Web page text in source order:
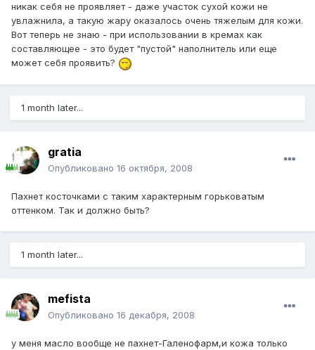
никак себя не проявляет - даже участок сухой кожи не
увлажнила, а такую жару оказалось очень тяжелым для кожи.
Вот теперь не знаю - при использовании в кремах как
составляющее - это будет "пустой" наполнитель или еще
может себя проявить?
1 month later...
gratia
Опубликовано 16 октября, 2008
Пахнет косточками с таким характерным горьковатым
оттенком. Так и должно быть?
1 month later...
mefista
Опубликовано 16 декабря, 2008
у меня масло вообще не пахнет-Галенофарм,и кожа только